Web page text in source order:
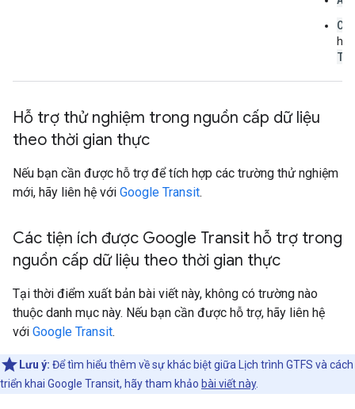
hỗ
Hỗ trợ thử nghiệm trong nguồn cấp dữ liệu
theo thời gian thực
Nếu bạn cần được hỗ trợ để tích hợp các trường thử nghiệm
mới, hãy liên hệ với Google Transit.
Các tiện ích được Google Transit hỗ trợ trong
nguồn cấp dữ liệu theo thời gian thực
Tại thời điểm xuất bản bài viết này, không có trường nào
thuộc danh mục này. Nếu bạn cần được hỗ trợ, hãy liên hệ
với Google Transit.
Lưu ý: Để tìm hiểu thêm về sự khác biệt giữa Lịch trình GTFS và cách
triển khai Google Transit, hãy tham khảo bài viết này.